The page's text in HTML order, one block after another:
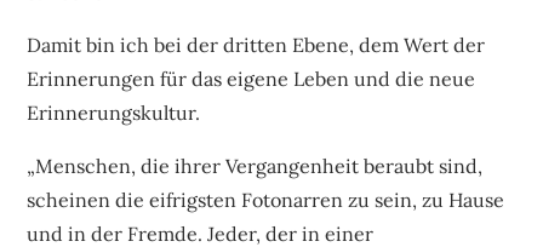
Damit bin ich bei der dritten Ebene, dem Wert der
Erinnerungen für das eigene Leben und die neue
Erinnerungskultur.
„Menschen, die ihrer Vergangenheit beraubt sind,
scheinen die eifrigsten Fotonarren zu sein, zu Hause
und in der Fremde. Jeder, der in einer